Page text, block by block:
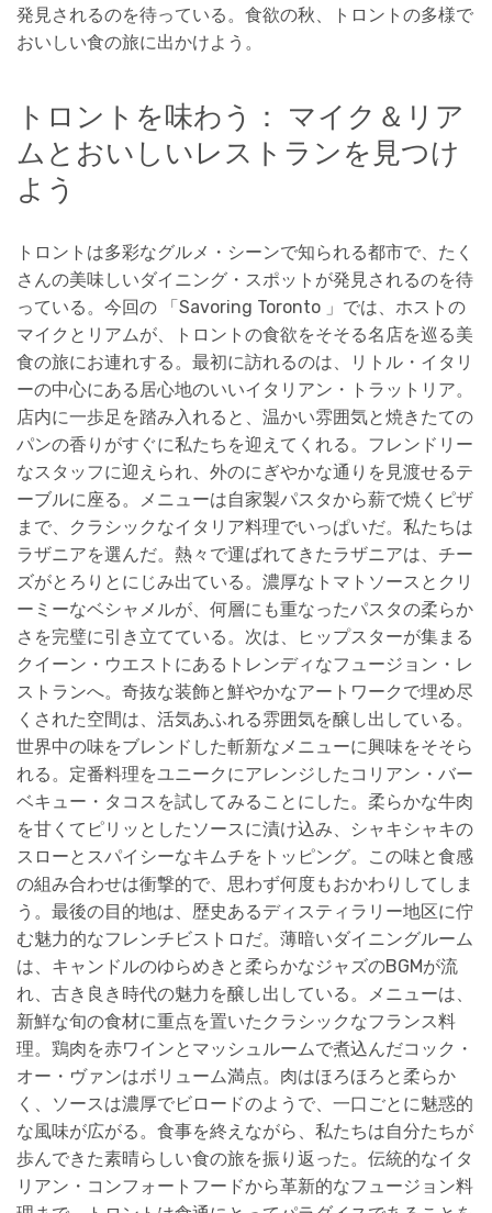
発見されるのを待っている。食欲の秋、トロントの多様で
おいしい食の旅に出かけよう。
トロントを味わう： マイク＆リア
ムとおいしいレストランを見つけ
よう
トロントは多彩なグルメ・シーンで知られる都市で、たく
さんの美味しいダイニング・スポットが発見されるのを待
っている。今回の 「Savoring Toronto 」では、ホストの
マイクとリアムが、トロントの食欲をそそる名店を巡る美
食の旅にお連れする。最初に訪れるのは、リトル・イタリ
ーの中心にある居心地のいいイタリアン・トラットリア。
店内に一歩足を踏み入れると、温かい雰囲気と焼きたての
パンの香りがすぐに私たちを迎えてくれる。フレンドリー
なスタッフに迎えられ、外のにぎやかな通りを見渡せるテ
ーブルに座る。メニューは自家製パスタから薪で焼くピザ
まで、クラシックなイタリア料理でいっぱいだ。私たちは
ラザニアを選んだ。熱々で運ばれてきたラザニアは、チー
ズがとろりとにじみ出ている。濃厚なトマトソースとクリ
ーミーなベシャメルが、何層にも重なったパスタの柔らか
さを完璧に引き立てている。次は、ヒップスターが集まる
クイーン・ウエストにあるトレンディなフュージョン・レ
ストランへ。奇抜な装飾と鮮やかなアートワークで埋め尽
くされた空間は、活気あふれる雰囲気を醸し出している。
世界中の味をブレンドした斬新なメニューに興味をそそら
れる。定番料理をユニークにアレンジしたコリアン・バー
ベキュー・タコスを試してみることにした。柔らかな牛肉
を甘くてピリッとしたソースに漬け込み、シャキシャキの
スローとスパイシーなキムチをトッピング。この味と食感
の組み合わせは衝撃的で、思わず何度もおかわりしてしま
う。最後の目的地は、歴史あるディスティラリー地区に佇
む魅力的なフレンチビストロだ。薄暗いダイニングルーム
は、キャンドルのゆらめきと柔らかなジャズのBGMが流
れ、古き良き時代の魅力を醸し出している。メニューは、
新鮮な旬の食材に重点を置いたクラシックなフランス料
理。鶏肉を赤ワインとマッシュルームで煮込んだコック・
オー・ヴァンはボリューム満点。肉はほろほろと柔らか
く、ソースは濃厚でビロードのようで、一口ごとに魅惑的
な風味が広がる。食事を終えながら、私たちは自分たちが
歩んできた素晴らしい食の旅を振り返った。伝統的なイタ
リアン・コンフォートフードから革新的なフュージョン料